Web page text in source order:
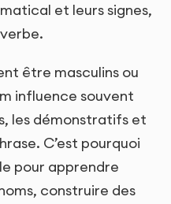
et leurs signes,
être masculins ou
influence souvent
les démonstratifs et
C’est pourquoi
pour apprendre
construire des